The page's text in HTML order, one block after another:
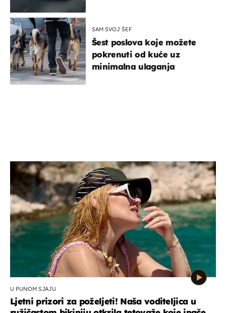
SAM SVOJ ŠEF
Šest poslova koje možete
pokrenuti od kuće uz
minimalna ulaganja
U PUNOM SJAJU
Ljetni prizori za poželjeti! Naša voditeljica u